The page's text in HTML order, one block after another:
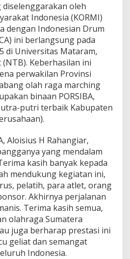
P
r
e
s
t
a
s
G
e
i
l
n
g
oleh
Indonesia (KORMI)
dengan Indonesian Drum
ini berlangsung pada
di Universitas Mataram,
Keberhasilan ini
perwakilan Provinsi
olah raga marching
binaan PORSIBA,
putri terbaik Kabupaten
Aloisius H Rahangiar,
yang mendalam
kasih banyak kepada
mendukung kegiatan ini,
pelatih, para atlet, orang
Akhirnya perjalanan
Terima kasih semua,
olahraga Sumatera
juga berharap prestasi ini
geliat dan semangat
Indonesia.